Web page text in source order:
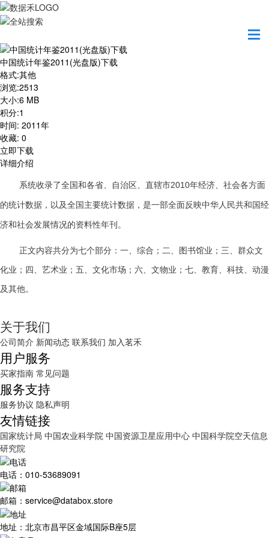
中国统计年鉴2011(光盘版)下载
格式:其他
浏览:2513
大小:6 MB
积分:1
时间: 2011年
收藏: 0
立即下载
详细介绍
系统收录了全国和各省、自治区、直辖市2010年经济、社会各方面
的统计数据，以及全国主要统计数据，是一部全面反映中华人民共和国经
济和社会发展情况的资料性年刊。
正文内容共分为七个部分：一、综合；二、图书馆业；三、群众文
化业；四、艺术业；五、文化市场；六、文物业；七、教育、科技、动漫
及其他。
关于我们
公司简介 新闻动态 联系我们 加入茗禾
用户服务
买家指南 常见问题
服务支持
服务协议 隐私声明
友情链接
国家统计局 中国农业科学院 中国资源卫星应用中心 中国科学院空天信息
研究院
电话：010-53689091
邮箱：service@databox.store
地址：北京市昌平区金域国际B座5层